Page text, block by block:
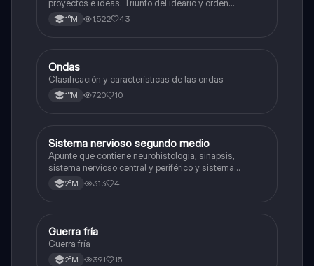
proyectos e ideas. Triunfo del ideario y orden
conservador. Constitución de 1833. "Era Portaliana"
1°M 1,522 43
Física
Ondas
Clasificación y características de las ondas
1°M 720 10
Biología
Sistema nervioso segundo medio
Apunte que contiene neurohistologia, sinapsis,
sistema nervioso central y periférico y sistema
endocrino
2°M 313 4
Historia
Guerra fría
Guerra fría
2°M 391 15